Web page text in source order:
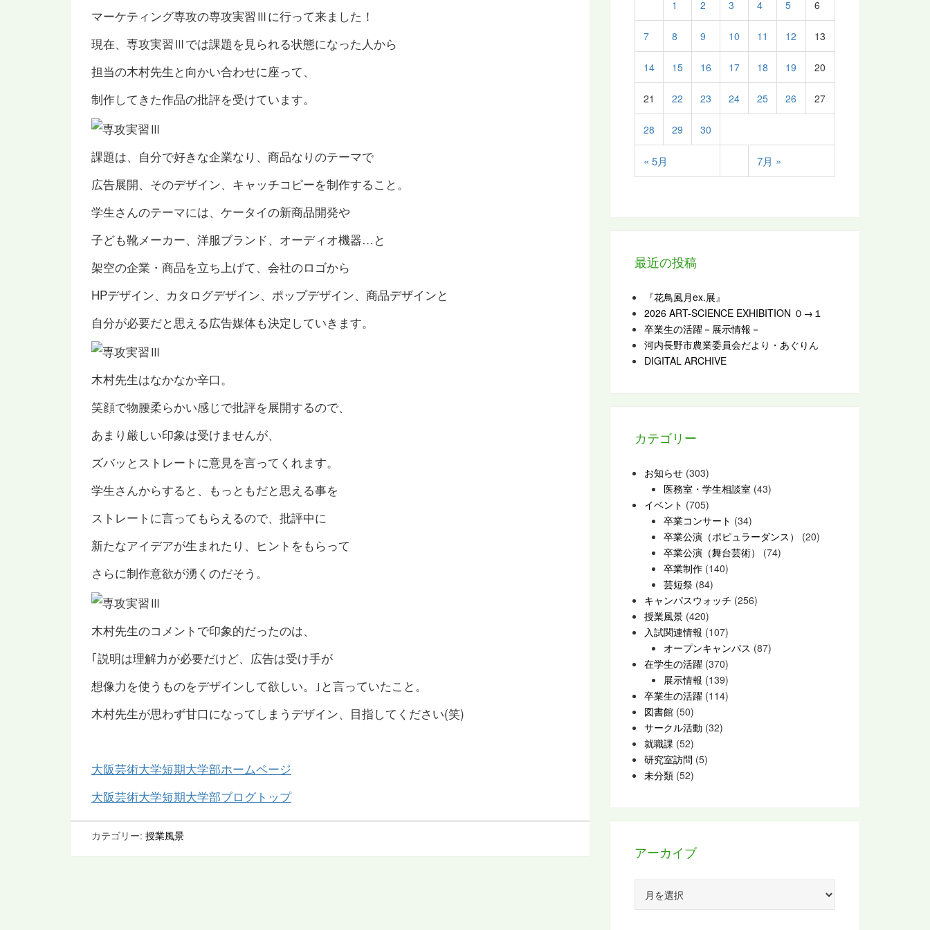
マーケティング専攻の専攻実習Ⅲに行って来ました！
現在、専攻実習Ⅲでは課題を見られる状態になった人から
担当の木村先生と向かい合わせに座って、
制作してきた作品の批評を受けています。
課題は、自分で好きな企業なり、商品なりのテーマで
広告展開、そのデザイン、キャッチコピーを制作すること。
学生さんのテーマには、ケータイの新商品開発や
子ども靴メーカー、洋服ブランド、オーディオ機器…と
架空の企業・商品を立ち上げて、会社のロゴから
HPデザイン、カタログデザイン、ポップデザイン、商品デザインと
自分が必要だと思える広告媒体も決定していきます。
木村先生はなかなか辛口。
笑顔で物腰柔らかい感じで批評を展開するので、
あまり厳しい印象は受けませんが、
ズバッとストレートに意見を言ってくれます。
学生さんからすると、もっともだと思える事を
ストレートに言ってもらえるので、批評中に
新たなアイデアが生まれたり、ヒントをもらって
さらに制作意欲が湧くのだそう。
木村先生のコメントで印象的だったのは、
｢説明は理解力が必要だけど、広告は受け手が
想像力を使うものをデザインして欲しい。｣と言っていたこと。
木村先生が思わず甘口になってしまうデザイン、目指してください(笑)
大阪芸術大学短期大学部ホームページ
大阪芸術大学短期大学部ブログトップ
カテゴリー: 授業風景
« 5月 7月 »
1 2 3 4 5 6
7 8 9 10 11 12 13
14 15 16 17 18 19 20
21 22 23 24 25 26 27
28 29 30
最近の投稿
『花鳥風月ex.展』
2026 ART-SCIENCE EXHIBITION ０→１
卒業生の活躍－展示情報－
河内長野市農業委員会だより・あぐりん
DIGITAL ARCHIVE
カテゴリー
お知らせ (303)
医務室・学生相談室 (43)
イベント (705)
卒業コンサート (34)
卒業公演（ポピュラーダンス）
(20)
卒業公演（舞台芸術）
(74)
卒業制作 (140)
芸短祭 (84)
キャンパスウォッチ (256)
授業風景 (420)
入試関連情報 (107)
オープンキャンパス (87)
在学生の活躍 (370)
展示情報 (139)
卒業生の活躍 (114)
図書館 (50)
サークル活動 (32)
就職課 (52)
研究室訪問 (5)
未分類 (52)
アーカイブ
カ